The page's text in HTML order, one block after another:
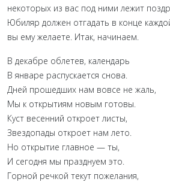
некоторых из вас под ними лежит
Юбиляр должен отгадать в конце
вы ему желаете. Итак, начинаем.
В декабре облетев, календарь
В январе распускается снова.
Дней прошедших нам вовсе не жаль,
Мы к открытиям новым готовы.
Куст весенний откроет листы,
Звездопады откроет нам лето.
Но открытие главное — ты,
И сегодня мы празднуем это.
Горной речкой текут пожелания,